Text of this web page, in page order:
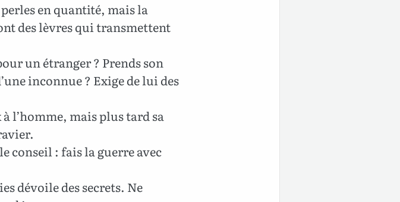
en quantité, mais la
des lèvres qui transmettent
un étranger ? Prends son
inconnue ? Exige de lui des
l’homme, mais plus tard sa
conseil : fais la guerre avec
dévoile des secrets. Ne